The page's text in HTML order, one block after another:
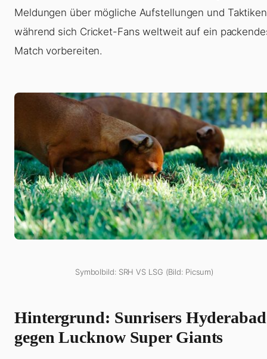
Meldungen über mögliche Aufstellungen und
während sich Cricket-Fans weltweit auf ein
Match vorbereiten.
Symbolbild: SRH VS LSG (Bild: Picsum)
Hintergrund: Sunrisers Hyderabad
gegen Lucknow Super Giants